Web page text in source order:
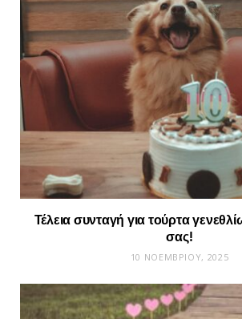
Τέλεια συνταγή για τούρτα
σας!
10 ΝΟΕΜΒΡΊΟΥ, 2025